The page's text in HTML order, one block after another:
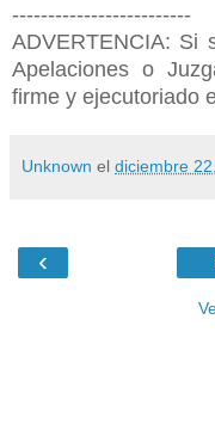
-------------------------
ADVERTENCIA: Si
Apelaciones o
firme y ejecutoriado
Unknown el diciembre
‹